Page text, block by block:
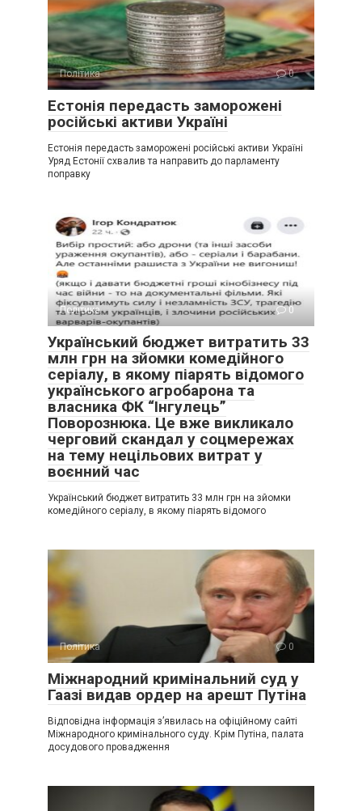
Політика 0
Естонія передасть заморожені
російські активи Україні
Естонія передасть заморожені російські активи Україні
Уряд Естонії схвалив та направить до парламенту
поправку
Політика 0
Український бюджет витратить 33
млн грн на зйомки комедійного
серіалу, в якому піарять відомого
українського агробарона та
власника ФК “Інгулець”
Поворознюка. Це вже викликало
черговий скандал у соцмережах
на тему нецільових витрат у
воєнний час
Український бюджет витратить 33 млн грн на зйомки
комедійного серіалу, в якому піарять відомого
Політика 0
Міжнародний кримінальний суд у
Гаазі видав ордер на арешт Путіна
Відповідна інформація з’явилась на офіційному сайті
Міжнародного кримінального суду. Крім Путіна, палата
досудового провадження